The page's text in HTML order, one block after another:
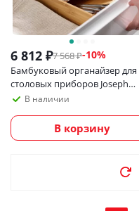
6 812 ₽7 568₽-10%
Бамбуковый органайзер для
столовых приборов Joseph
Joseph DrawerStore
В наличии
В корзину